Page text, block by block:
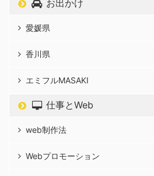
お出かけ
愛媛県
香川県
エミフルMASAKI
仕事とWeb
web制作法
Webプロモーション